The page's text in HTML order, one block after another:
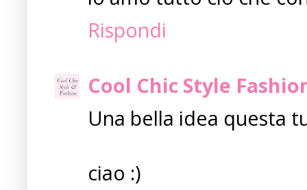
Rispondi
Cool Chic Style
Una bella idea questa
ciao :)